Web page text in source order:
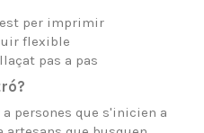
per imprimir
flexible
pas a pas
persones que s'inicien a